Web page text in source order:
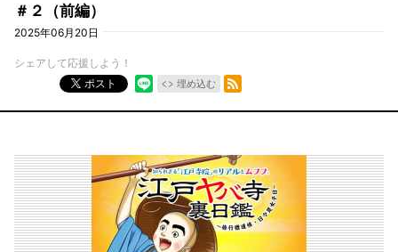
＃２（前編）
2025年06月20日
シェアして応援しよう！
ポスト
埋め込む
RSSフィード